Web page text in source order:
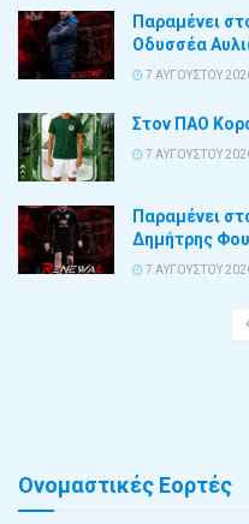
Παραμένει
Οδυσσέα
7 ΑΥΓΟΎΣΤΟΥ
Στον ΠΑΟ
7 ΑΥΓΟΎΣΤΟΥ
Παραμένει
Δημήτρης
7 ΑΥΓΟΎΣΤΟΥ
Ονομαστικές Εορτές